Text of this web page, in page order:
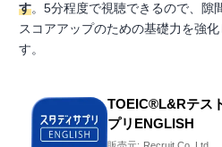
す。5分程度で視聴できるので、隙
スコアアップのための基礎力を強
す。
TOEIC®L&Rテス
プリENGLISH